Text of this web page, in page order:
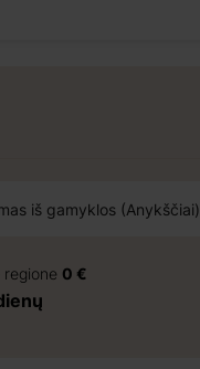
iš gamyklos (Anykščiai)
0 €